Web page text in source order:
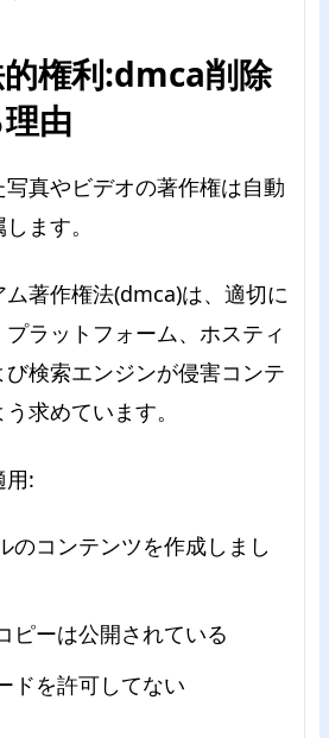
権利:dmca削除
由
真やビデオの著作権は自動
ます。
著作権法(dmca)は、適切に
ラットフォーム、ホスティ
検索エンジンが侵害コンテ
求めています。
用:
のコンテンツを作成しまし
ピーは公開されている
ドを許可してない